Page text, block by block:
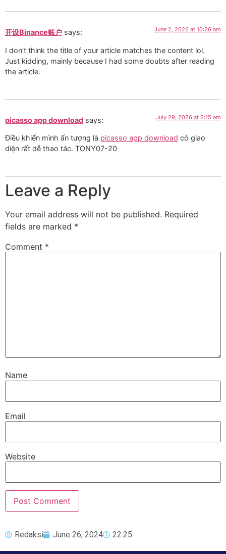
开设Binance账户 says: June 2, 2026 at 10:26 am
I don’t think the title of your article matches the content lol.
Just kidding, mainly because I had some doubts after reading
the article.
picasso app download says: July 29, 2026 at 2:15 am
Điều khiến mình ấn tượng là picasso app download có giao
diện rất dễ thao tác. TONY07-20
Leave a Reply
Your email address will not be published. Required
fields are marked *
Comment *
Name
Email
Website
Redaksi June 26, 2024 22:25